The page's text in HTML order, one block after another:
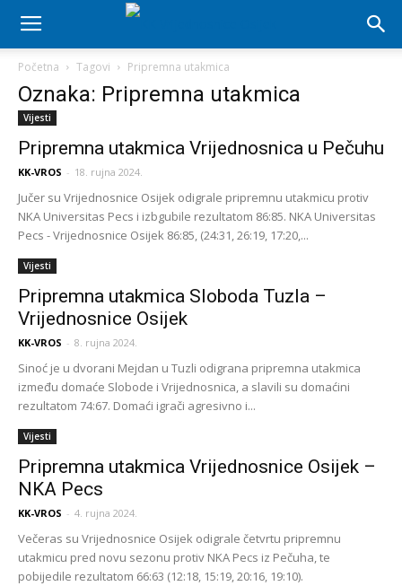
Početna Tagovi Pripremna utakmica
Oznaka: Pripremna utakmica
Vijesti
Pripremna utakmica Vrijednosnica u Pečuhu
KK-VROS - 18. rujna 2024.
Jučer su Vrijednosnice Osijek odigrale pripremnu utakmicu protiv
NKA Universitas Pecs i izbgubile rezultatom 86:85. NKA Universitas
Pecs - Vrijednosnice Osijek 86:85, (24:31, 26:19, 17:20,...
Vijesti
Pripremna utakmica Sloboda Tuzla –
Vrijednosnice Osijek
KK-VROS - 8. rujna 2024.
Sinoć je u dvorani Mejdan u Tuzli odigrana pripremna utakmica
između domaće Slobode i Vrijednosnica, a slavili su domaćini
rezultatom 74:67. Domaći igrači agresivno i...
Vijesti
Pripremna utakmica Vrijednosnice Osijek –
NKA Pecs
KK-VROS - 4. rujna 2024.
Večeras su Vrijednosnice Osijek odigrale četvrtu pripremnu
utakmicu pred novu sezonu protiv NKA Pecs iz Pečuha, te
pobijedile rezultatom 66:63 (12:18, 15:19, 20:16, 19:10).